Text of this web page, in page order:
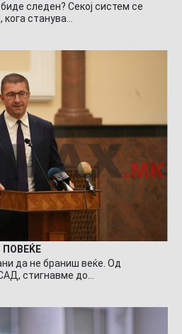
следен? Секој систем се
станува…
ПОВЕЌЕ
да не браниш веќе. Од
стигнавме до…